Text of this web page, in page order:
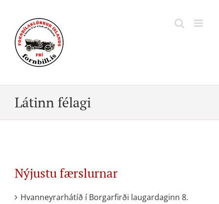
content
Látinn félagi
Nýjustu færslurnar
Hvanneyrarhátíð í Borgarfirði laugardaginn 8.